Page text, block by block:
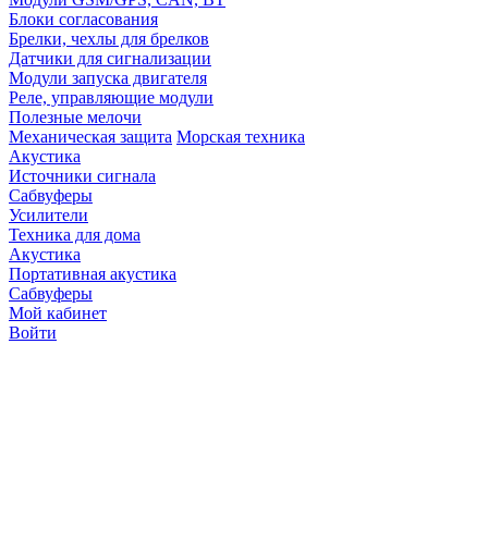
Блоки согласования
Брелки, чехлы для брелков
Датчики для сигнализации
Модули запуска двигателя
Реле, управляющие модули
Полезные мелочи
Механическая защита Морская техника
Акустика
Источники сигнала
Сабвуферы
Усилители
Техника для дома
Акустика
Портативная акустика
Сабвуферы
Мой кабинет
Войти